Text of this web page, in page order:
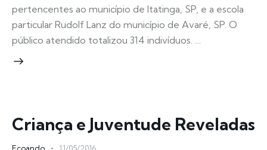
pertencentes ao município de Itatinga, SP, e a escola
particular Rudolf Lanz do município de Avaré, SP. O
público atendido totalizou 314 indivíduos. …
Criança e Juventude Reveladas